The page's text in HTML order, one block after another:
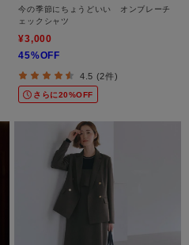
今の季節にちょうどいい オンブレーチ
ェックシャツ
¥3,000
45%OFF
4.5 (2件)
さらに20%OFF